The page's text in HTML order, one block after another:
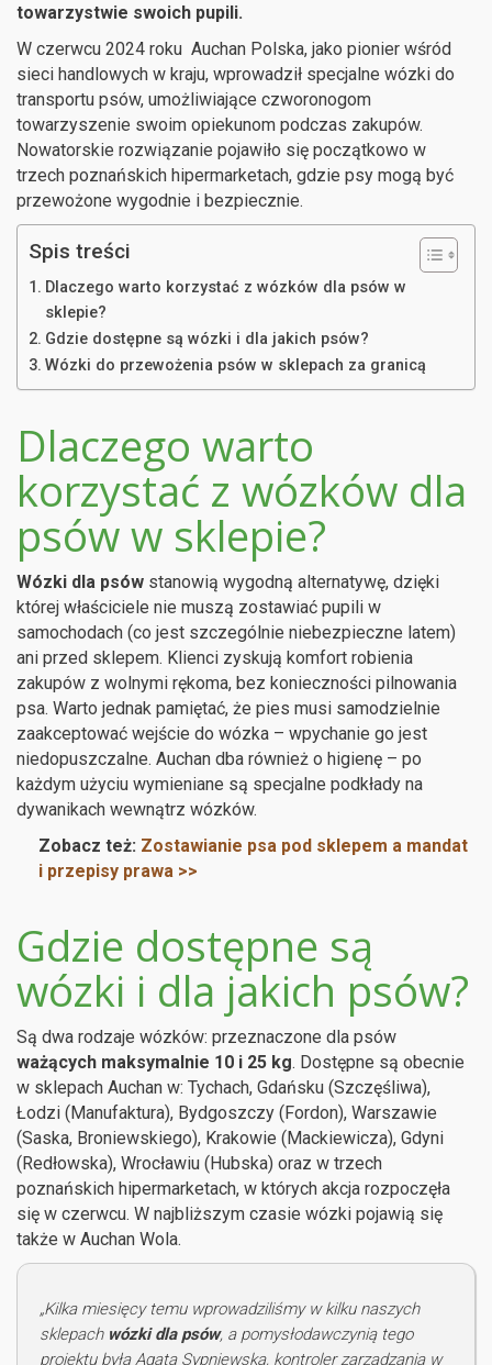
towarzystwie swoich pupili.
W czerwcu 2024 roku Auchan Polska, jako pionier wśród
sieci handlowych w kraju, wprowadził specjalne wózki do
transportu psów, umożliwiające czworonogom
towarzyszenie swoim opiekunom podczas zakupów.
Nowatorskie rozwiązanie pojawiło się początkowo w
trzech poznańskich hipermarketach, gdzie psy mogą być
przewożone wygodnie i bezpiecznie.
Spis treści
Dlaczego warto korzystać z wózków dla psów w
sklepie?
Gdzie dostępne są wózki i dla jakich psów?
Wózki do przewożenia psów w sklepach za granicą
Dlaczego warto
korzystać z wózków dla
psów w sklepie?
Wózki dla psów stanowią wygodną alternatywę, dzięki
której właściciele nie muszą zostawiać pupili w
samochodach (co jest szczególnie niebezpieczne latem)
ani przed sklepem. Klienci zyskują komfort robienia
zakupów z wolnymi rękoma, bez konieczności pilnowania
psa. Warto jednak pamiętać, że pies musi samodzielnie
zaakceptować wejście do wózka – wpychanie go jest
niedopuszczalne. Auchan dba również o higienę – po
każdym użyciu wymieniane są specjalne podkłady na
dywanikach wewnątrz wózków.
Zobacz też: Zostawianie psa pod sklepem a mandat
i przepisy prawa >>
Gdzie dostępne są
wózki i dla jakich psów?
Są dwa rodzaje wózków: przeznaczone dla psów
ważących maksymalnie 10 i 25 kg. Dostępne są obecnie
w sklepach Auchan w: Tychach, Gdańsku (Szczęśliwa),
Łodzi (Manufaktura), Bydgoszczy (Fordon), Warszawie
(Saska, Broniewskiego), Krakowie (Mackiewicza), Gdyni
(Redłowska), Wrocławiu (Hubska) oraz w trzech
poznańskich hipermarketach, w których akcja rozpoczęła
się w czerwcu. W najbliższym czasie wózki pojawią się
także w Auchan Wola.
„Kilka miesięcy temu wprowadziliśmy w kilku naszych
sklepach wózki dla psów, a pomysłodawczynią tego
projektu była Agata Sypniewska, kontroler zarządzania w